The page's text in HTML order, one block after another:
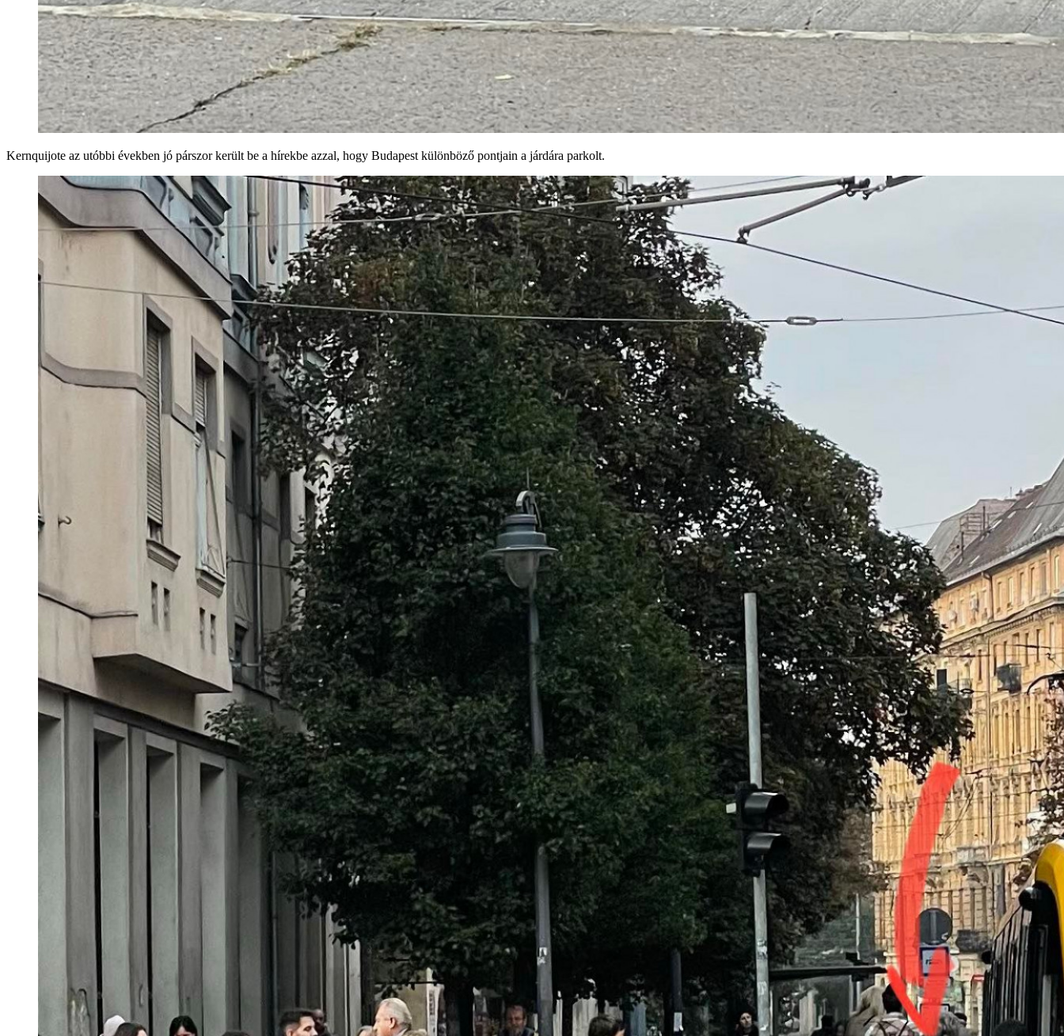
Kernquijote az utóbbi években jó párszor került be a hírekbe azzal, hogy Budapest különböző pontjain a járdára parkolt.